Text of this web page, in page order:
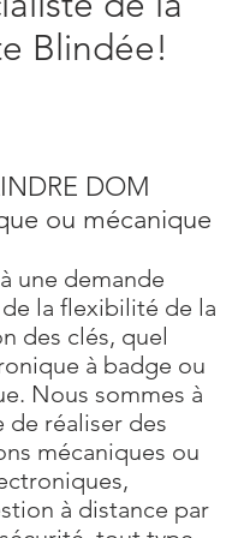
Blindée!
DOM
ou mécanique
une demande
la flexibilité de la
des clés, quel
à badge ou
Nous sommes à
de réaliser des
mécaniques ou
à distance par